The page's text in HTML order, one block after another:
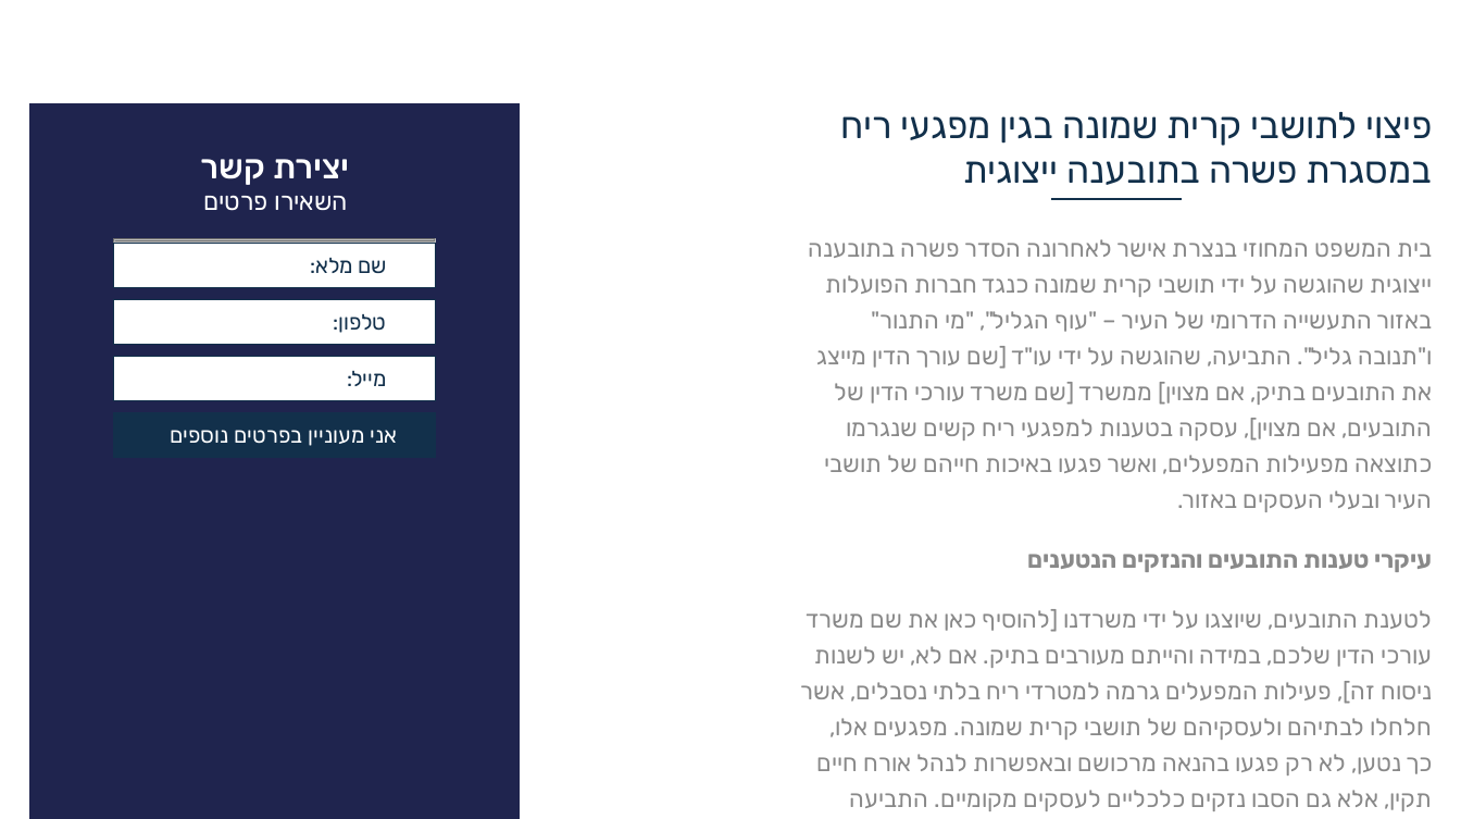
פיצוי לתושבי קרית שמונה בגין מפגעי ריח
במסגרת פשרה בתובענה ייצוגית
בית המשפט המחוזי בנצרת אישר לאחרונה הסדר פשרה בתובענה
ייצוגית שהוגשה על ידי תושבי קרית שמונה כנגד חברות הפועלות
באזור התעשייה הדרומי של העיר – "עוף הגליל", "מי התנור"
ו"תנובה גליל". התביעה, שהוגשה על ידי עו"ד [שם עורך הדין מייצג
את התובעים בתיק, אם מצוין] ממשרד [שם משרד עורכי הדין של
התובעים, אם מצוין], עסקה בטענות למפגעי ריח קשים שנגרמו
כתוצאה מפעילות המפעלים, ואשר פגעו באיכות חייהם של תושבי
העיר ובעלי העסקים באזור.
עיקרי טענות התובעים והנזקים הנטענים
לטענת התובעים, שיוצגו על ידי משרדנו [להוסיף כאן את שם משרד
עורכי הדין שלכם, במידה והייתם מעורבים בתיק. אם לא, יש לשנות
ניסוח זה], פעילות המפעלים גרמה למטרדי ריח בלתי נסבלים, אשר
חלחלו לבתיהם ולעסקיהם של תושבי קרית שמונה. מפגעים אלו,
כך נטען, לא רק פגעו בהנאה מרכושם ובאפשרות לנהל אורח חיים
תקין, אלא גם הסבו נזקים כלכליים לעסקים מקומיים. התביעה
יצירת קשר
השאירו פרטים